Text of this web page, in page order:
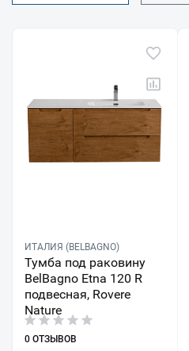
ИТАЛИЯ (BELBAGNO)
Тумба под раковину
BelBagno Etna 120 R
подвесная, Rovere
Nature
0 ОТЗЫВОВ